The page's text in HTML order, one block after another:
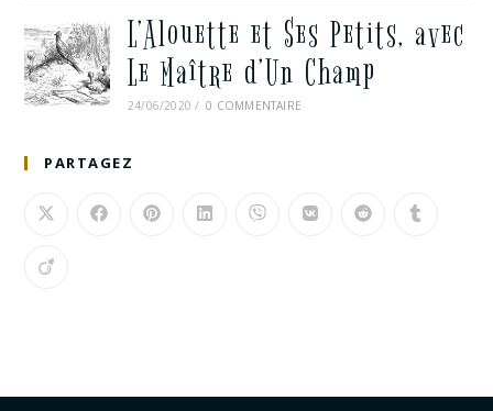
L’Alouette et Ses Petits, avec
Le Maître d’Un Champ
24/06/2020 / 0 COMMENTAIRE
PARTAGEZ